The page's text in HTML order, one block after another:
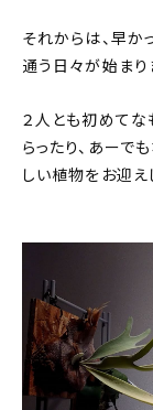
それからは、早か
通う日々が始まり
２人とも初めてな
らったり、あーで
しい植物をお迎え